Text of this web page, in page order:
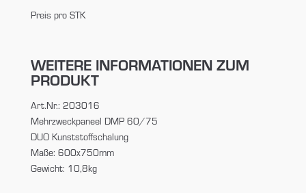
Preis pro STK
WEITERE INFORMATIONEN ZUM
PRODUKT
Art.Nr.: 203016
Mehrzweckpaneel DMP 60/75
DUO Kunststoffschalung
Maße: 600x750mm
Gewicht: 10,8kg